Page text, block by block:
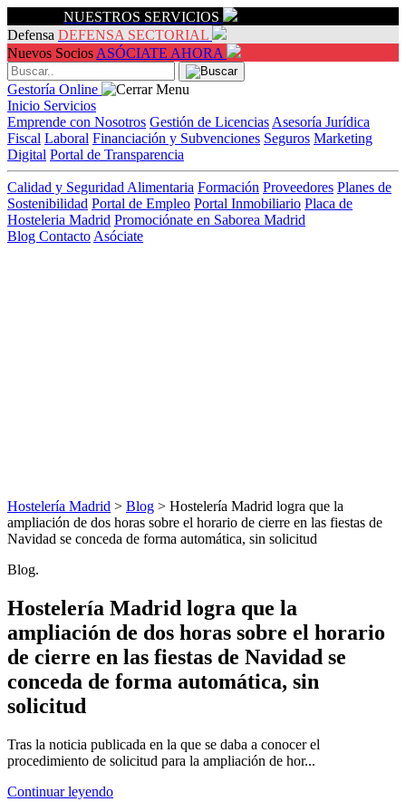
NUESTROS SERVICIOS
Defensa DEFENSA SECTORIAL
Nuevos Socios ASÓCIATE AHORA
Gestoría Online
Inicio Servicios
Emprende con Nosotros Gestión de Licencias Asesoría Jurídica
Fiscal Laboral Financiación y Subvenciones Seguros Marketing
Digital Portal de Transparencia
Calidad y Seguridad Alimentaria Formación Proveedores Planes de
Sostenibilidad Portal de Empleo Portal Inmobiliario Placa de
Hosteleria Madrid Promociónate en Saborea Madrid
Blog Contacto Asóciate
Hostelería Madrid > Blog > Hostelería Madrid logra que la
ampliación de dos horas sobre el horario de cierre en las fiestas de
Navidad se conceda de forma automática, sin solicitud
Blog.
Hostelería Madrid logra que la
ampliación de dos horas sobre el horario
de cierre en las fiestas de Navidad se
conceda de forma automática, sin
solicitud
Tras la noticia publicada en la que se daba a conocer el
procedimiento de solicitud para la ampliación de hor...
Continuar leyendo